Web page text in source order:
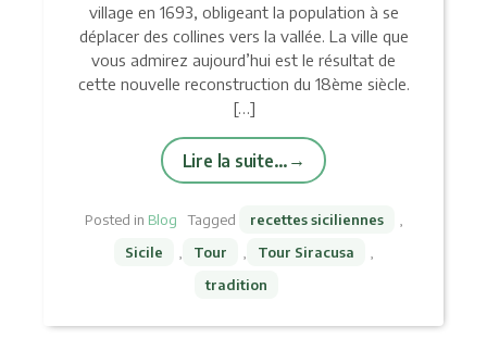
village en 1693, obligeant la population à se
déplacer des collines vers la vallée. La ville que
vous admirez aujourd’hui est le résultat de
cette nouvelle reconstruction du 18ème siècle.
[…]
Lire la suite…
Posted in Blog Tagged recettes siciliennes
Sicile
Tour Tour Siracusa
tradition